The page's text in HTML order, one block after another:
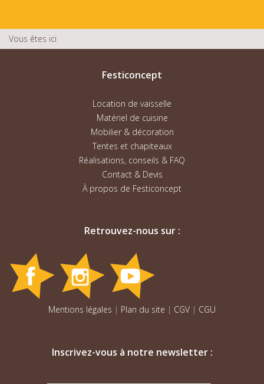
Vous êtes ici
Festiconcept
Location de vaisselle
Matériel de cuisine
Mobilier & décoration
Tentes et chapiteaux
Réalisations, conseils & FAQ
Contact & Devis
À propos de Festiconcept
Retrouvez-nous sur :
Mentions légales | Plan du site | CGV | CGU
Inscrivez-vous à notre newsletter :